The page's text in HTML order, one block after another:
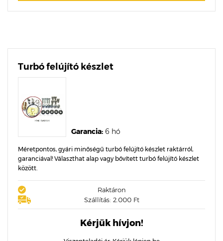
Turbó felújító készlet
Garancia: 6 hó
Méretpontos, gyári minőségű turbó felújító készlet raktárról,
garanciával! Választhat alap vagy bővített turbó felújító készlet
között.
Raktáron
Szállítás: 2.000 Ft
Kérjük hívjon!